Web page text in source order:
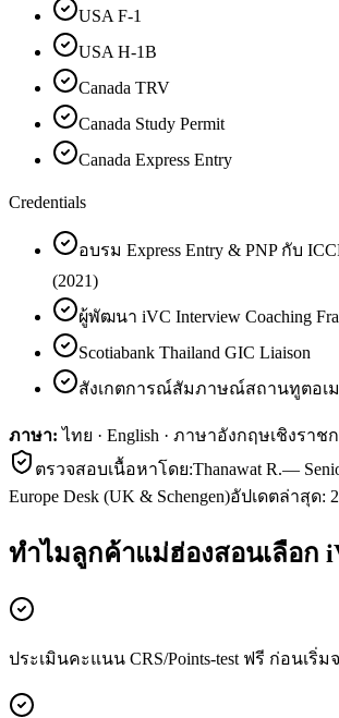
USA F-1
USA H-1B
Canada TRV
Canada Study Permit
Canada Express Entry
Credentials
อบรม Express Entry & PNP กับ
(2021)
ผู้พัฒนา iVC Interview Coaching
Scotiabank Thailand GIC Liaison
สังเกตการณ์สัมภาษณ์สถานทูตอเม
ภาษา: ไทย · English · ภาษาอังกฤษเชิงราช
ตรวจสอบเนื้อหาโดย:Thanawat R.—
Europe Desk (UK & Schengen)อัปเดตล่าสุด:
ทำไมลูกค้าแม่ฮ่องสอนเลือก
ประเมินคะแนน CRS/Points-test ฟรี ก่อนเริ่ม